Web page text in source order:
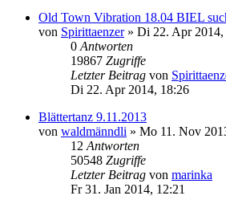
Old Town Vibration 18.04 BIEL
von Spirittaenzer» Di 22. Apr 2014,
0 Antworten
19867 Zugriffe
Letzter Beitrag von
Di 22. Apr 2014, 18:26
Blättertanz 9.11.2013
von waldmänndli » Mo 11. Nov
12 Antworten
50548 Zugriffe
Letzter Beitrag von marinka
Fr 31. Jan 2014, 12:21